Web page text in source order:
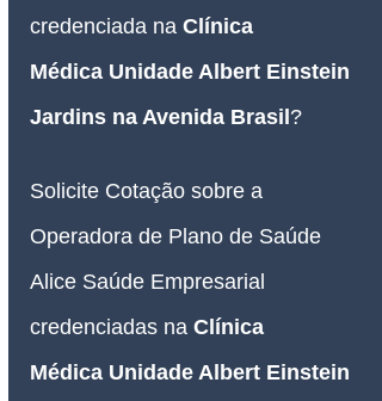
credenciada na Clínica
Médica Unidade Albert Einstein
Jardins na Avenida Brasil?
Solicite Cotação sobre a
Operadora de Plano de Saúde
Alice Saúde Empresarial
credenciadas na Clínica
Médica Unidade Albert Einstein